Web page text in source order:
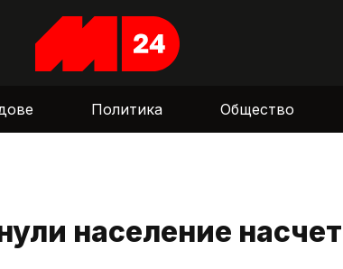
Политика Общество
население насчет